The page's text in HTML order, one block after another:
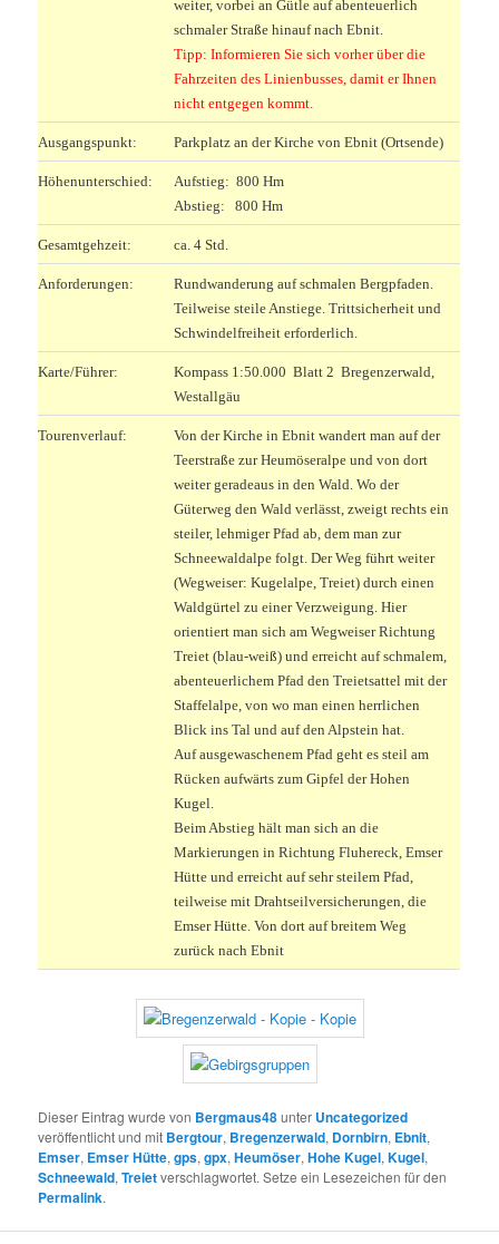
weiter, vorbei an Gütle auf abenteuerlich
schmaler Straße hinauf nach Ebnit.
Tipp: Informieren Sie sich vorher über die
Fahrzeiten des Linienbusses, damit er Ihnen
nicht entgegen kommt.
Ausgangspunkt: Parkplatz an der Kirche von Ebnit (Ortsende)
Höhenunterschied:
Aufstieg: 800 Hm
Abstieg: 800 Hm
Gesamtgehzeit: ca. 4 Std.
Anforderungen:
Rundwanderung auf schmalen Bergpfaden.
Teilweise steile Anstiege. Trittsicherheit und
Schwindelfreiheit erforderlich.
Karte/Führer:
Kompass 1:50.000 Blatt 2 Bregenzerwald,
Westallgäu
Tourenverlauf:
Von der Kirche in Ebnit wandert man auf der
Teerstraße zur Heumöseralpe und von dort
weiter geradeaus in den Wald. Wo der
Güterweg den Wald verlässt, zweigt rechts ein
steiler, lehmiger Pfad ab, dem man zur
Schneewaldalpe folgt. Der Weg führt weiter
(Wegweiser: Kugelalpe, Treiet) durch einen
Waldgürtel zu einer Verzweigung. Hier
orientiert man sich am Wegweiser Richtung
Treiet (blau-weiß) und erreicht auf schmalem,
abenteuerlichem Pfad den Treietsattel mit der
Staffelalpe, von wo man einen herrlichen
Blick ins Tal und auf den Alpstein hat.
Auf ausgewaschenem Pfad geht es steil am
Rücken aufwärts zum Gipfel der Hohen
Kugel.
Beim Abstieg hält man sich an die
Markierungen in Richtung Fluhereck, Emser
Hütte und erreicht auf sehr steilem Pfad,
teilweise mit Drahtseilversicherungen, die
Emser Hütte. Von dort auf breitem Weg
zurück nach Ebnit
Dieser Eintrag wurde von Bergmaus48unter Uncategorized
veröffentlicht und mit Bergtour, Bregenzerwald, Dornbirn, Ebnit,
Emser, Emser Hütte,gps,gpx,Heumöser,Hohe Kugel,Kugel,
Schneewald,Treietverschlagwortet. Setze ein Lesezeichen für den
Permalink.